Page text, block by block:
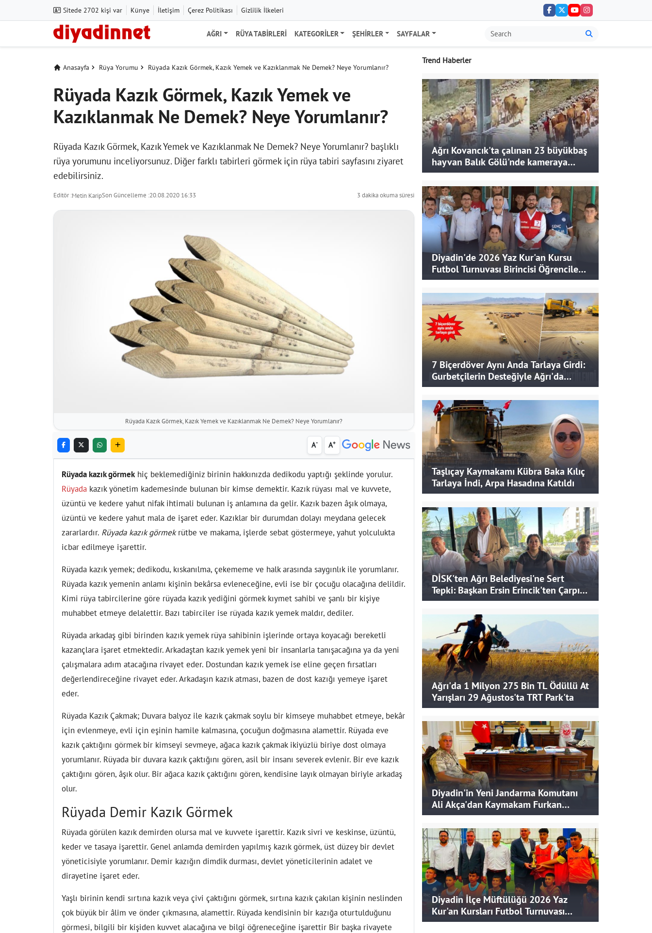
Sitede 2702 kişi var Künye İletişim Çerez Politikası Gizlilik İlkeleri
AĞRI RÜYA TABIRLERI KATEGORILER ŞEHIRLER SAYFALAR
Anasayfa Rüya Yorumu Rüyada Kazık Görmek, Kazık Yemek ve Kazıklanmak Ne Demek? Neye Yorumlanır?
Rüyada Kazık Görmek, Kazık Yemek ve
Kazıklanmak Ne Demek? Neye Yorumlanır?
Rüyada Kazık Görmek, Kazık Yemek ve Kazıklanmak Ne Demek? Neye Yorumlanır? başlıklı
rüya yorumunu inceliyorsunuz. Diğer farklı tabirleri görmek için rüya tabiri sayfasını ziyaret
edebilirsiniz.
Editör :Metin KaripSon Güncelleme :20.08.2020 16:33 3 dakika okuma süresi
Rüyada Kazık Görmek, Kazık Yemek ve Kazıklanmak Ne Demek? Neye Yorumlanır?
A- A+
Rüyada kazık görmekhiç beklemediğiniz birinin hakkınızda dedikodu yaptığı şeklinde yorulur.
Rüyada kazık yönetim kademesinde bulunan bir kimse demektir. Kazık rüyası mal ve kuvvete,
üzüntü ve kedere yahut nifak ihtimali bulunan iş anlamına da gelir. Kazık bazen âşık olmaya,
üzüntü ve kedere yahut mala de işaret eder. Kazıklar bir durumdan dolayı meydana gelecek
zararlardır. Rüyada kazık görmekrütbe ve makama, işlerde sebat göstermeye, yahut yolculukta
icbar edilmeye işarettir.
Rüyada kazık yemek; dedikodu, kıskanılma, çekememe ve halk arasında saygınlık ile yorumlanır.
Rüyada kazık yemenin anlamı kişinin bekârsa evleneceğine, evli ise bir çocuğu olacağına delildir.
Kimi rüya tabircilerine göre rüyada kazık yediğini görmek kıymet sahibi ve şanlı bir kişiye
muhabbet etmeye delalettir. Bazı tabirciler ise rüyada kazık yemek maldır, dediler.
Rüyada arkadaş gibi birinden kazık yemekrüya sahibinin işlerinde ortaya koyacağı bereketli
kazançlara işaret etmektedir. Arkadaştan kazık yemek yeni bir insanlarla tanışacağına ya da yeni
çalışmalara adım atacağına rivayet eder. Dostundan kazık yemek ise eline geçen fırsatları
değerlendireceğine rivayet eder. Arkadaşın kazık atması, bazen de dost kazığı yemeye işaret
eder.
Rüyada Kazık Çakmak; Duvara balyoz ile kazık çakmak soylu bir kimseye muhabbet etmeye, bekâr
için evlenmeye, evli için eşinin hamile kalmasına, çocuğun doğmasına alamettir. Rüyada eve
kazık çaktığını görmek bir kimseyi sevmeye, ağaca kazık çakmak ikiyüzlü biriye dost olmaya
yorumlanır. Rüyada bir duvara kazık çaktığını gören, asil bir insanı severek evlenir. Bir eve kazık
çaktığını gören, âşık olur. Bir ağaca kazık çaktığını gören, kendisine layık olmayan biriyle arkadaş
olur.
Rüyada Demir Kazık Görmek
Rüyada görülen kazık demirden olursa mal ve kuvvete işarettir. Kazık sivri ve keskinse, üzüntü,
keder ve tasaya işarettir. Genel anlamda demirden yapılmış kazık görmek, üst düzey bir devlet
yöneticisiyle yorumlanır. Demir kazığın dimdik durması, devlet yöneticilerinin adalet ve
dirayetine işaret eder.
Yaşlı birinin kendi sırtına kazık veya çivi çaktığını görmek, sırtına kazık çakılan kişinin neslinden
çok büyük bir âlim ve önder çıkmasına, alamettir. Rüyada kendisinin bir kazığa oturtulduğunu
görmesi, bilgili bir kişiden kuvvet alacağına ve bilgi öğreneceğine işarettir Bir başka rivayete
Trend Haberler
Ağrı Kovancık'ta çalınan 23 büyükbaş
hayvan Balık Gölü'nde kameraya
takıldı
Diyadin'de 2026 Yaz Kur'an Kursu
Futbol Turnuvası Birincisi Öğrencilere
Hediye
7 Biçerdöver Aynı Anda Tarlaya Girdi:
Gurbetçilerin Desteğiyle Ağrı'da
Bereketli Hasat
Taşlıçay Kaymakamı Kübra Baka Kılıç
Tarlaya İndi, Arpa Hasadına Katıldı
DİSK'ten Ağrı Belediyesi'ne Sert
Tepki: Başkan Ersin Erincik'ten Çarpıcı
İddialar
Ağrı'da 1 Milyon 275 Bin TL Ödüllü At
Yarışları 29 Ağustos'ta TRT Park'ta
Diyadin'in Yeni Jandarma Komutanı
Ali Akça'dan Kaymakam Furkan
Korkusuz'a Ziyaret
Diyadin İlçe Müftülüğü 2026 Yaz
Kur'an Kursları Futbol Turnuvası
Tamamlandı